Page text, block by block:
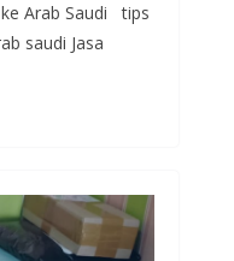
Arab Saudi tips
saudi Jasa